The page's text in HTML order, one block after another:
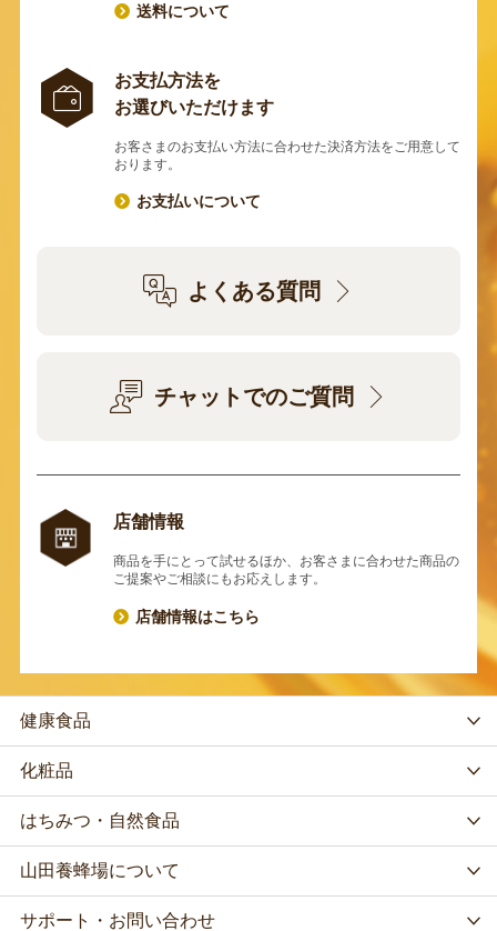
送料について
お支払方法を
お選びいただけます
お客さまのお支払い方法に合わせた決済方法をご用意して
おります。
お支払いについて
よくある質問
チャットでのご質問
店舗情報
商品を手にとって試せるほか、お客さまに合わせた商品の
ご提案やご相談にもお応えします。
店舗情報はこちら
健康食品
化粧品
はちみつ・自然食品
山田養蜂場について
サポート・お問い合わせ